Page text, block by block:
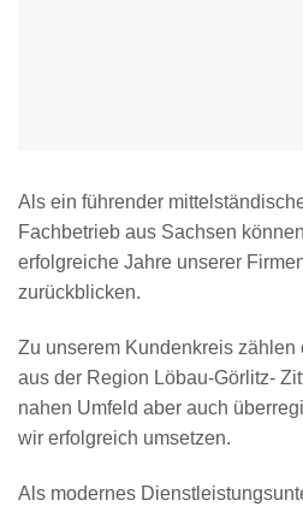
Als ein führender
Fachbetrieb aus Sachsen
erfolgreiche Jahre unserer
zurückblicken.
Zu unserem Kundenkreis
aus der Region Löbau-Görlitz-
nahen Umfeld aber auch
wir erfolgreich umsetzen.
Als modernes